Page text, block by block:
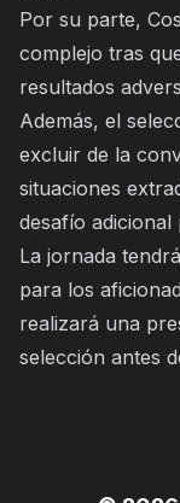
Por su parte,
complejo tras
resultados
Además, el
excluir de la
situaciones
desafío
La jornada
para los
realizará una
selección antes